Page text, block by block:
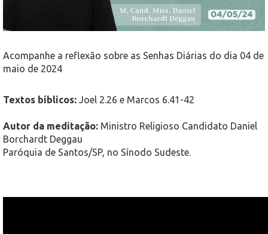
Acompanhe a reflexão sobre as Senhas Diárias do dia 04 de
maio de 2024
Textos bíblicos: Joel 2.26 e Marcos 6.41-42
Autor da meditação: Ministro Religioso Candidato Daniel
Borchardt Deggau
Paróquia de Santos/SP, no Sínodo Sudeste.